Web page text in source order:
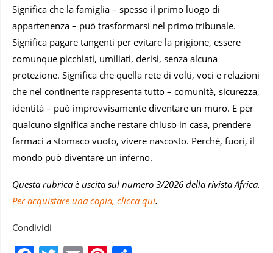
Significa che la famiglia – spesso il primo luogo di
appartenenza – può trasformarsi nel primo tribunale.
Significa pagare tangenti per evitare la prigione, essere
comunque picchiati, umiliati, derisi, senza alcuna
protezione. Significa che quella rete di volti, voci e relazioni
che nel continente rappresenta tutto – comunità, sicurezza,
identità – può improvvisamente diventare un muro. E per
qualcuno significa anche restare chiuso in casa, prendere
farmaci a stomaco vuoto, vivere nascosto. Perché, fuori, il
mondo può diventare un inferno.
Questa rubrica è uscita sul numero 3/2026 della rivista Africa.
Per acquistare una copia, clicca qui.
Condividi